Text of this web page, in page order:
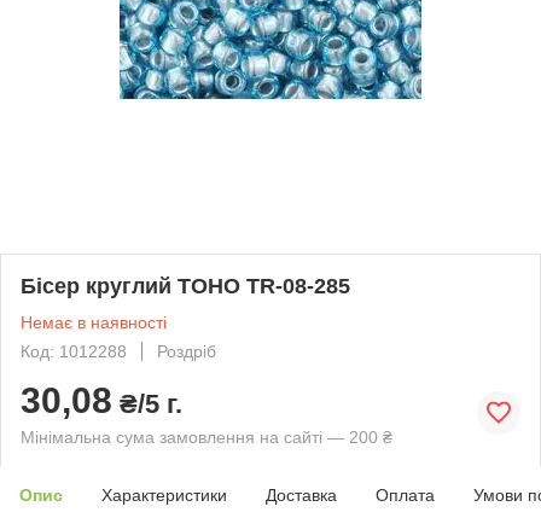
Бісер круглий TOHO TR-08-285
Немає в наявності
Код: 1012288
Роздріб
30,08 ₴/5 г.
Мінімальна сума замовлення на сайті — 200 ₴
Опис Характеристики Доставка Оплата Умови